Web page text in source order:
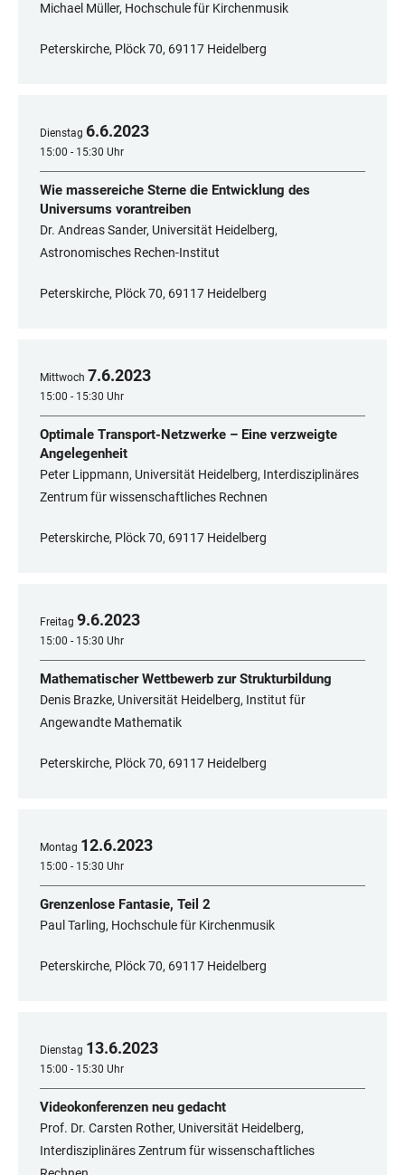
Michael Müller, Hochschule für Kirchenmusik
Peterskirche, Plöck 70, 69117 Heidelberg
Dienstag 6.6.2023
15:00 - 15:30 Uhr
Wie massereiche Sterne die Entwicklung des
Universums vorantreiben
Dr. Andreas Sander, Universität Heidelberg,
Astronomisches Rechen-Institut
Peterskirche, Plöck 70, 69117 Heidelberg
Mittwoch 7.6.2023
15:00 - 15:30 Uhr
Optimale Transport-Netzwerke – Eine verzweigte
Angelegenheit
Peter Lippmann, Universität Heidelberg, Interdisziplinäres
Zentrum für wissenschaftliches Rechnen
Peterskirche, Plöck 70, 69117 Heidelberg
Freitag 9.6.2023
15:00 - 15:30 Uhr
Mathematischer Wettbewerb zur Strukturbildung
Denis Brazke, Universität Heidelberg, Institut für
Angewandte Mathematik
Peterskirche, Plöck 70, 69117 Heidelberg
Montag 12.6.2023
15:00 - 15:30 Uhr
Grenzenlose Fantasie, Teil 2
Paul Tarling, Hochschule für Kirchenmusik
Peterskirche, Plöck 70, 69117 Heidelberg
Dienstag 13.6.2023
15:00 - 15:30 Uhr
Videokonferenzen neu gedacht
Prof. Dr. Carsten Rother, Universität Heidelberg,
Interdisziplinäres Zentrum für wissenschaftliches